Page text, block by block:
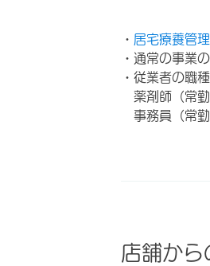
・ 居宅療養管
・通常の事業
・従業者の職
薬剤師（常
事務員（常勤
店舗から